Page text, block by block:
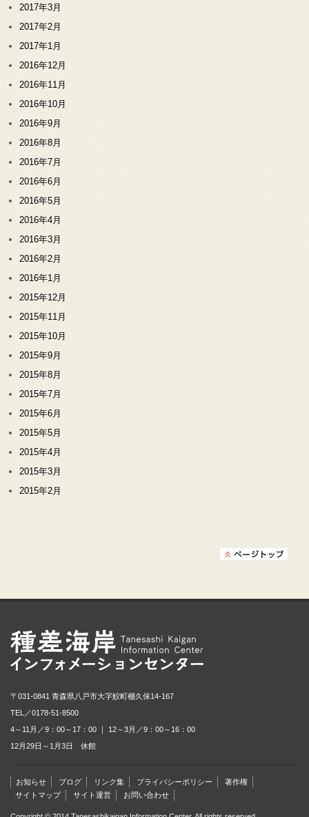
2017年3月
2017年2月
2017年1月
2016年12月
2016年11月
2016年10月
2016年9月
2016年8月
2016年7月
2016年6月
2016年5月
2016年4月
2016年3月
2016年2月
2016年1月
2015年12月
2015年11月
2015年10月
2015年9月
2015年8月
2015年7月
2015年6月
2015年5月
2015年4月
2015年3月
2015年2月
〒031-0841 青森県八戸市大字鮫町棚久保14-167
TEL／0178-51-8500
4～11月／9：00～17：00 ｜ 12～3月／9：00～16：00
12月29日～1月3日 休館
お知らせ ブログ リンク集 プライバシーポリシー
著作権
サイトマップ
サイト運営 お問い合わせ